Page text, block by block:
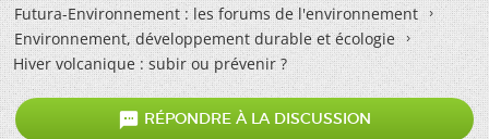
Futura-Environnement : les forums de l'environnement
Environnement, développement durable et écologie
Hiver volcanique : subir ou prévenir ?
 RÉPONDRE À LA DISCUSSION